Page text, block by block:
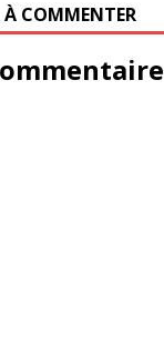
À COMMENTER